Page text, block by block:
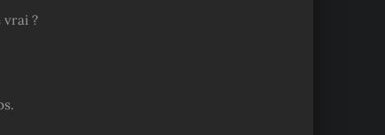
vrai ?